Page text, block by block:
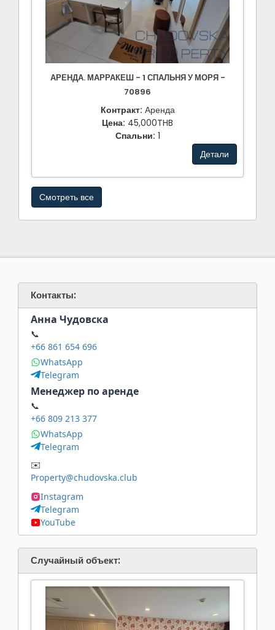
АРЕНДА. МАРРАКЕШ - 1 СПАЛЬНЯ У МОРЯ -
70896
Контракт: Аренда
Цена: 45,000THB
Спальни: 1
Детали
Смотреть все
Контакты:
Анна Чудовска
📞
+66 861 654 696
WhatsApp
Telegram
Менеджер по аренде
📞
+66 809 213 377
WhatsApp
Telegram
✉️
Property@chudovska.club
Instagram
Telegram
YouTube
Случайный объект: